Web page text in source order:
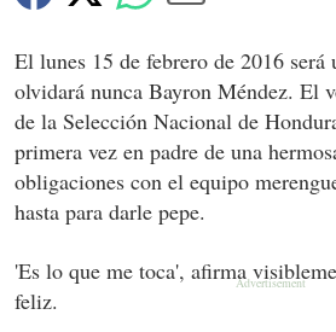
El lunes 15 de febrero de 2016 será
olvidará nunca Bayron Méndez. El
de la Selección Nacional de
primera vez en padre de una
obligaciones con el equipo
hasta para darle pepe.
'Es lo que me toca', afirma
feliz.